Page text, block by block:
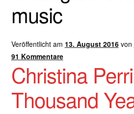
ANMELDUNG
Dankeschön – Impro Basic
Datenschutz
Disclaimer
music
Veröffentlicht am 13. August 2016 von
91 Kommentare
Christina
Thousand